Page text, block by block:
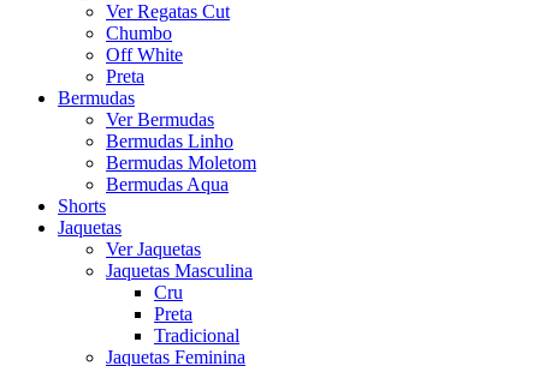
Ver Regatas Cut
Chumbo
Off White
Preta
Bermudas
Ver Bermudas
Bermudas Linho
Bermudas Moletom
Bermudas Aqua
Shorts
Jaquetas
Ver Jaquetas
Jaquetas Masculina
Cru
Preta
Tradicional
Jaquetas Feminina